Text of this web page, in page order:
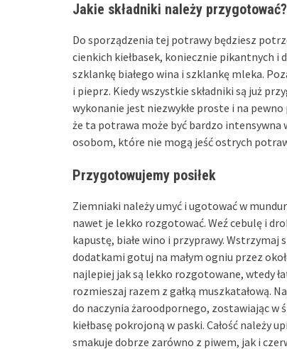
Jakie składniki należy przygotować?
Do sporządzenia tej potrawy będziesz
cienkich kiełbasek, koniecznie pikantnych i
szklankę białego wina i szklankę mleka.
i pieprz. Kiedy wszystkie składniki są już
wykonanie jest niezwykłe proste i na
że ta potrawa może być bardzo intensywna
osobom, które nie mogą jeść ostrych
Przygotowujemy posiłek
Ziemniaki należy umyć i ugotować w
nawet je lekko rozgotować. Weź cebulę i
kapustę, białe wino i przyprawy. Wstrzymaj
dodatkami gotuj na małym ogniu przez
najlepiej jak są lekko rozgotowane, wtedy
rozmieszaj razem z gałką muszkatałową.
do naczynia żaroodpornego, zostawiając w
kiełbasę pokrojoną w paski. Całość należy
smakuje dobrze zarówno z piwem, jak i